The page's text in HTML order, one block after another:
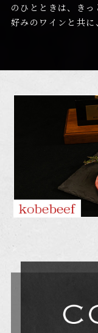
のひとときは、
き
好みのワインと共に